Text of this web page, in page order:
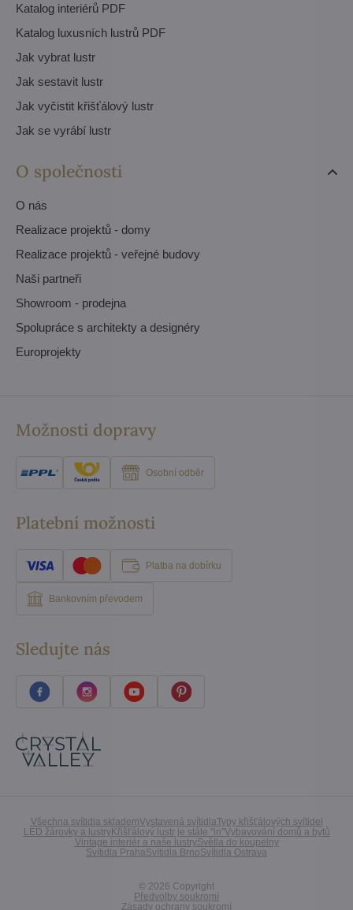
Katalog interiérů PDF
Katalog luxusních lustrů PDF
Jak vybrat lustr
Jak sestavit lustr
Jak vyčistit křišťálový lustr
Jak se vyrábí lustr
O společnosti
O nás
Realizace projektů - domy
Realizace projektů - veřejné budovy
Naši partneři
Showroom - prodejna
Spolupráce s architekty a designéry
Europrojekty
Možnosti dopravy
Osobní odběr
Platební možnosti
Platba na dobírku
Bankovním převodem
Sledujte nás
Všechna svítidla sklademVystavená svítidlaTypy křišťálových svítidel
LED žárovky a lustryKřišťálový lustr je stále "in"Vybavování domů a bytů
Vintage interiér a naše lustrySvětla do koupelny
Svítidla PrahaSvítidla BrnoSvítidla Ostrava
© 2026 Copyright
Předvolby soukromí
Zásady ochrany soukromí